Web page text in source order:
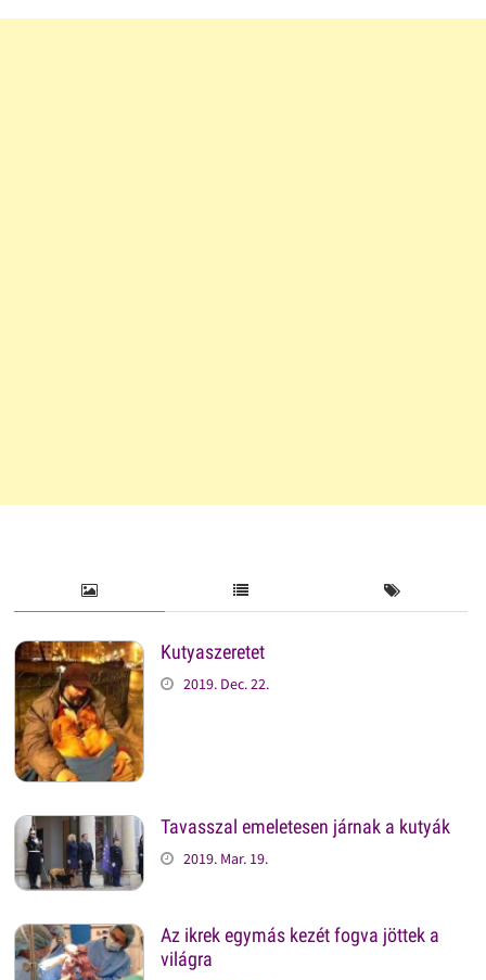
Kutyaszeretet
2019. Dec. 22.
Tavasszal emeletesen járnak a kutyák
2019. Mar. 19.
Az ikrek egymás kezét fogva jöttek a
világra